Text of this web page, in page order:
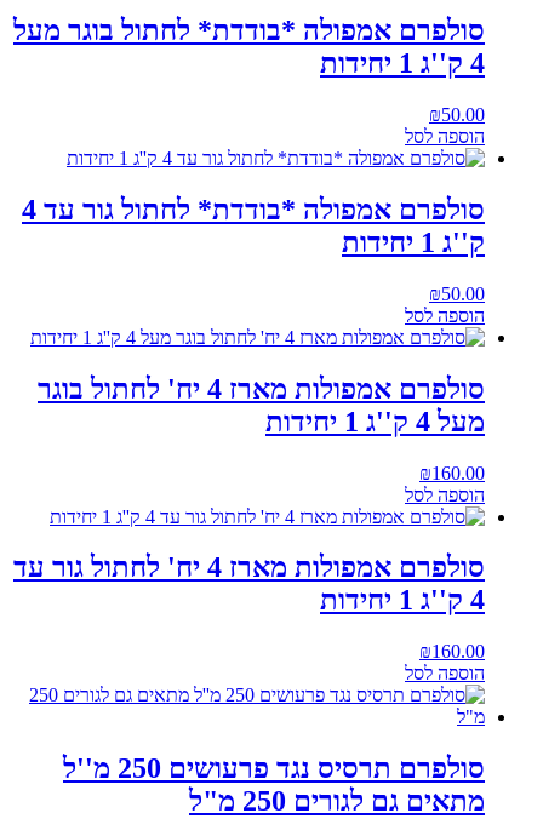
סולפרם אמפולה *בודדת* לחתול בוגר מעל
4 ק''ג 1 יחידות
₪50.00
הוספה לסל
סולפרם אמפולה *בודדת* לחתול גור עד 4
ק''ג 1 יחידות
₪50.00
הוספה לסל
סולפרם אמפולות מארז 4 יח' לחתול בוגר
מעל 4 ק''ג 1 יחידות
₪160.00
הוספה לסל
סולפרם אמפולות מארז 4 יח' לחתול גור עד
4 ק''ג 1 יחידות
₪160.00
הוספה לסל
סולפרם תרסיס נגד פרעושים 250 מ''ל
מתאים גם לגורים 250 מ"ל